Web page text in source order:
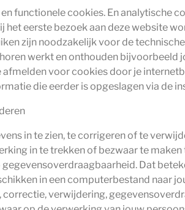
functionele cookies. En analytische
het eerste bezoek aan deze website
zijn noodzakelijk voor de
werkt en onthouden bijvoorbeeld
voor cookies door je
die eerder is opgeslagen via de
in te zien, te corrigeren of te
in te trekken of bezwaar te
Dat
in een computerbestand naar
correctie, verwijdering,